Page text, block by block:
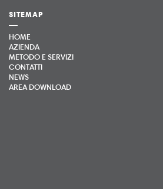
SITEMAP
HOME
AZIENDA
METODO E SERVIZI
CONTATTI
NEWS
AREA DOWNLOAD